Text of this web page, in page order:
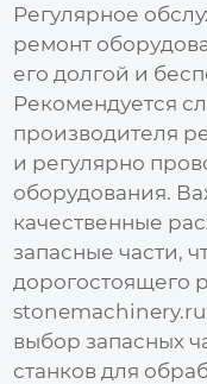
Регулярное
ремонт
его долгой и
Рекомендуется
производителя
и регулярно
оборудования.
качественные
запасные части,
дорогостоящего
stonemachinery.ru
выбор запасных
станков для